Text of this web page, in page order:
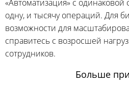
«Автоматизация» с одинаковой
одну, и тысячу операций. Для
возможности для
справитесь с возросшей
сотрудников.
Больше